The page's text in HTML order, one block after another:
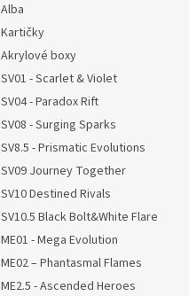
Alba
Kartičky
Akrylové boxy
SV01 - Scarlet & Violet
SV04 - Paradox Rift
SV08 - Surging Sparks
SV8.5 - Prismatic Evolutions
SV09 Journey Together
SV10 Destined Rivals
SV10.5 Black Bolt&White Flare
ME01 - Mega Evolution
ME02 – Phantasmal Flames
ME2.5 - Ascended Heroes